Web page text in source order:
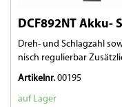
DCF892NT Akku-
Dreh- und Schlagzahl
nisch regulierbar
Artikelnr. 00195
auf Lager